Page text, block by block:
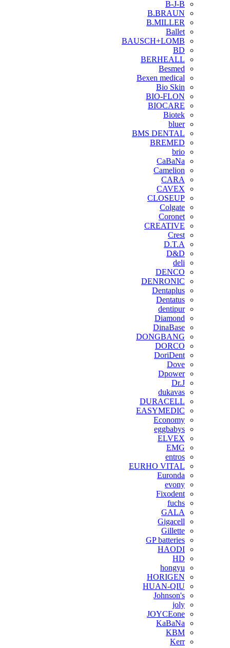
B-J-B
B.BRAUN
B.MILLER
Ballet
BAUSCH+LOMB
BD
BERHEALL
Besmed
Bexen medical
Bio Skin
BIO-FLON
BIOCARE
Biotek
bluer
BMS DENTAL
BREMED
brio
CaBaNa
Camelion
CARA
CAVEX
CLOSEUP
Colgate
Coronet
CREATIVE
Crest
D.T.A
D&D
deli
DENCO
DENRONIC
Dentaplus
Dentatus
dentipur
‌Diamond
DinaBase
DONGBANG
DORCO
DoriDent
Dove
Dpower
Dr.J
dukavas
DURACELL
EASYMEDIC
Economy
eggbabys
ELVEX
EMG
entros
EURHO VITAL
Euronda
evony
Fixodent
fuchs
GALA
Gigacell
Gillette
GP batteries
HAODI
HD
hongyu
HORIGEN
HUAN-QIU
Johnson's
joly
JOYCEone
KaBaNa
KBM
Kerr